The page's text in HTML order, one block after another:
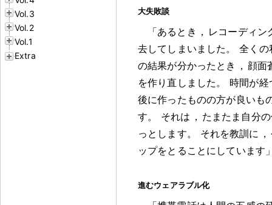
Vol.3
Vol.2
Vol.1
Extra
大失敗談
「あるとき ， レコーディン
去してしまいました 。
全くの
の結果が分かったとき ， 顔面
を作り直しました 。
時間が
後に作ったものの方が良いも
す。 それは ， たまたま自分
っとします。 それを教訓に ，
ップをとることにしています
進むウェアラブル化